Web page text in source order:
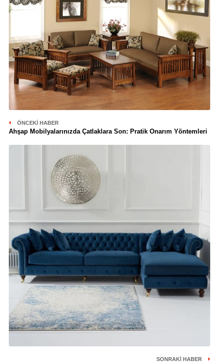
ÖNCEKI HABER
Ahşap Mobilyalarınızda Çatlaklara Son: Pratik Onarım Yöntemleri
SONRAKI HABER